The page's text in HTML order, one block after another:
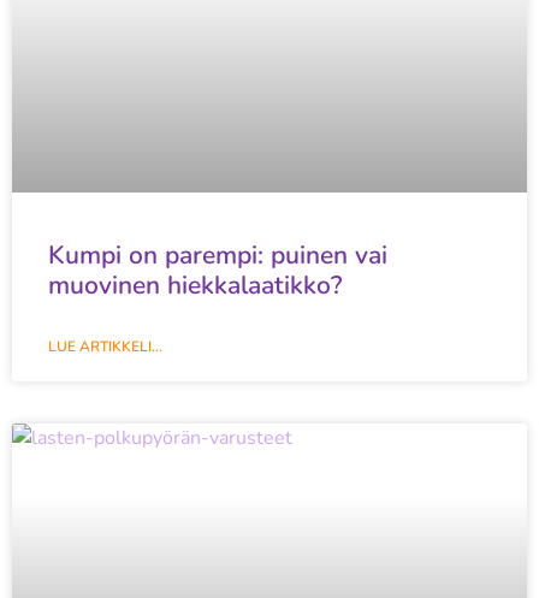
Kumpi on parempi: puinen vai
muovinen hiekkalaatikko?
LUE ARTIKKELI...